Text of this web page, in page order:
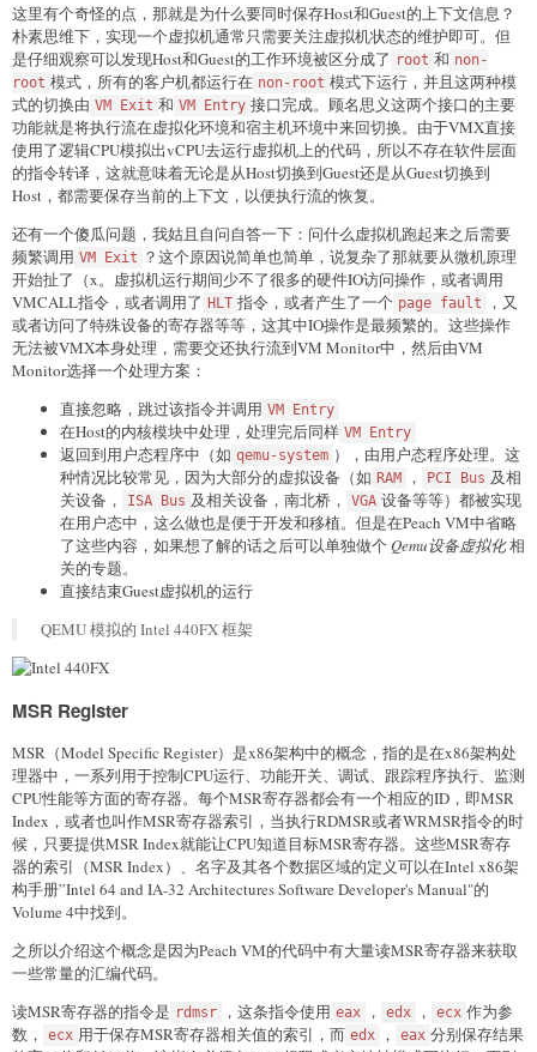
这里有个奇怪的点，那就是为什么要同时保存Host和Guest的上下文信息？
朴素思维下，实现一个虚拟机通常只需要关注虚拟机状态的维护即可。但
是仔细观察可以发现Host和Guest的工作环境被区分成了 root 和 non-
root 模式，所有的客户机都运行在 non-root 模式下运行，并且这两种模
式的切换由 VM Exit 和 VM Entry 接口完成。顾名思义这两个接口的主要
功能就是将执行流在虚拟化环境和宿主机环境中来回切换。由于VMX直接
使用了逻辑CPU模拟出vCPU去运行虚拟机上的代码，所以不存在软件层面
的指令转译，这就意味着无论是从Host切换到Guest还是从Guest切换到
Host，都需要保存当前的上下文，以便执行流的恢复。
还有一个傻瓜问题，我姑且自问自答一下：问什么虚拟机跑起来之后需要
频繁调用 VM Exit ？这个原因说简单也简单，说复杂了那就要从微机原理
开始扯了（x。虚拟机运行期间少不了很多的硬件IO访问操作，或者调用
VMCALL指令，或者调用了 HLT 指令，或者产生了一个 page fault
，又
或者访问了特殊设备的寄存器等等，这其中IO操作是最频繁的。这些操作
无法被VMX本身处理，需要交还执行流到VM Monitor中，然后由VM
Monitor选择一个处理方案：
直接忽略，跳过该指令并调用 VM Entry
在Host的内核模块中处理，处理完后同样 VM Entry
返回到用户态程序中（如 qemu-system ），由用户态程序处理。这
种情况比较常见，因为大部分的虚拟设备（如 RAM ， PCI Bus 及相
关设备，
ISA Bus 及相关设备，南北桥， VGA 设备等等）都被实现
在用户态中，这么做也是便于开发和移植。但是在Peach VM中省略
了这些内容，如果想了解的话之后可以单独做个Qemu设备虚拟化相
关的专题。
直接结束Guest虚拟机的运行
QEMU 模拟的 Intel 440FX 框架
MSR Register
MSR（Model Specific Register）是x86架构中的概念，指的是在x86架构处
理器中，一系列用于控制CPU运行、功能开关、调试、跟踪程序执行、监测
CPU性能等方面的寄存器。每个MSR寄存器都会有一个相应的ID，即MSR
Index，或者也叫作MSR寄存器索引，当执行RDMSR或者WRMSR指令的时
候，只要提供MSR Index就能让CPU知道目标MSR寄存器。这些MSR寄存
器的索引（MSR Index）、名字及其各个数据区域的定义可以在Intel x86架
构手册”Intel 64 and IA-32 Architectures Software Developer's Manual"的
Volume 4中找到。
之所以介绍这个概念是因为Peach VM的代码中有大量读MSR寄存器来获取
一些常量的汇编代码。
读MSR寄存器的指令是 rdmsr ，这条指令使用 eax ， edx ， ecx 作为参
数，
ecx 用于保存MSR寄存器相关值的索引，而 edx ， eax 分别保存结果